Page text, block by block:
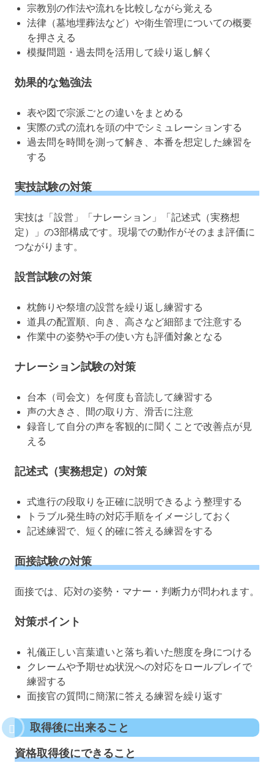
宗教別の作法や流れを比較しながら覚える
法律（墓地埋葬法など）や衛生管理についての概要
を押さえる
模擬問題・過去問を活用して繰り返し解く
効果的な勉強法
表や図で宗派ごとの違いをまとめる
実際の式の流れを頭の中でシミュレーションする
過去問を時間を測って解き、本番を想定した練習を
する
実技試験の対策
実技は「設営」「ナレーション」「記述式（実務想
定）」の3部構成です。現場での動作がそのまま評価に
つながります。
設営試験の対策
枕飾りや祭壇の設営を繰り返し練習する
道具の配置順、向き、高さなど細部まで注意する
作業中の姿勢や手の使い方も評価対象となる
ナレーション試験の対策
台本（司会文）を何度も音読して練習する
声の大きさ、間の取り方、滑舌に注意
録音して自分の声を客観的に聞くことで改善点が見
える
記述式（実務想定）の対策
式進行の段取りを正確に説明できるよう整理する
トラブル発生時の対応手順をイメージしておく
記述練習で、短く的確に答える練習をする
面接試験の対策
面接では、応対の姿勢・マナー・判断力が問われます。
対策ポイント
礼儀正しい言葉遣いと落ち着いた態度を身につける
クレームや予期せぬ状況への対応をロールプレイで
練習する
面接官の質問に簡潔に答える練習を繰り返す
取得後に出来ること
資格取得後にできること